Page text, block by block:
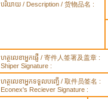
បរិយាយ / Description / 货物品名 :
ហត្ថលេខាអ្នកផ្ញើ / 寄件人签署及盖章 :
Shiper Signature :
ហត្ថលេខាអ្នកទទួលបញ្ធើ / 取件员签名 :
Econex's Reciever Signature :